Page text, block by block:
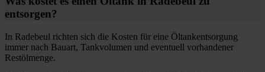
entsorgen?
In Radebeul richten sich die Kosten für eine Öltankentsorgung
immer nach Bauart, Tankvolumen und eventuell vorhandener
Restölmenge.